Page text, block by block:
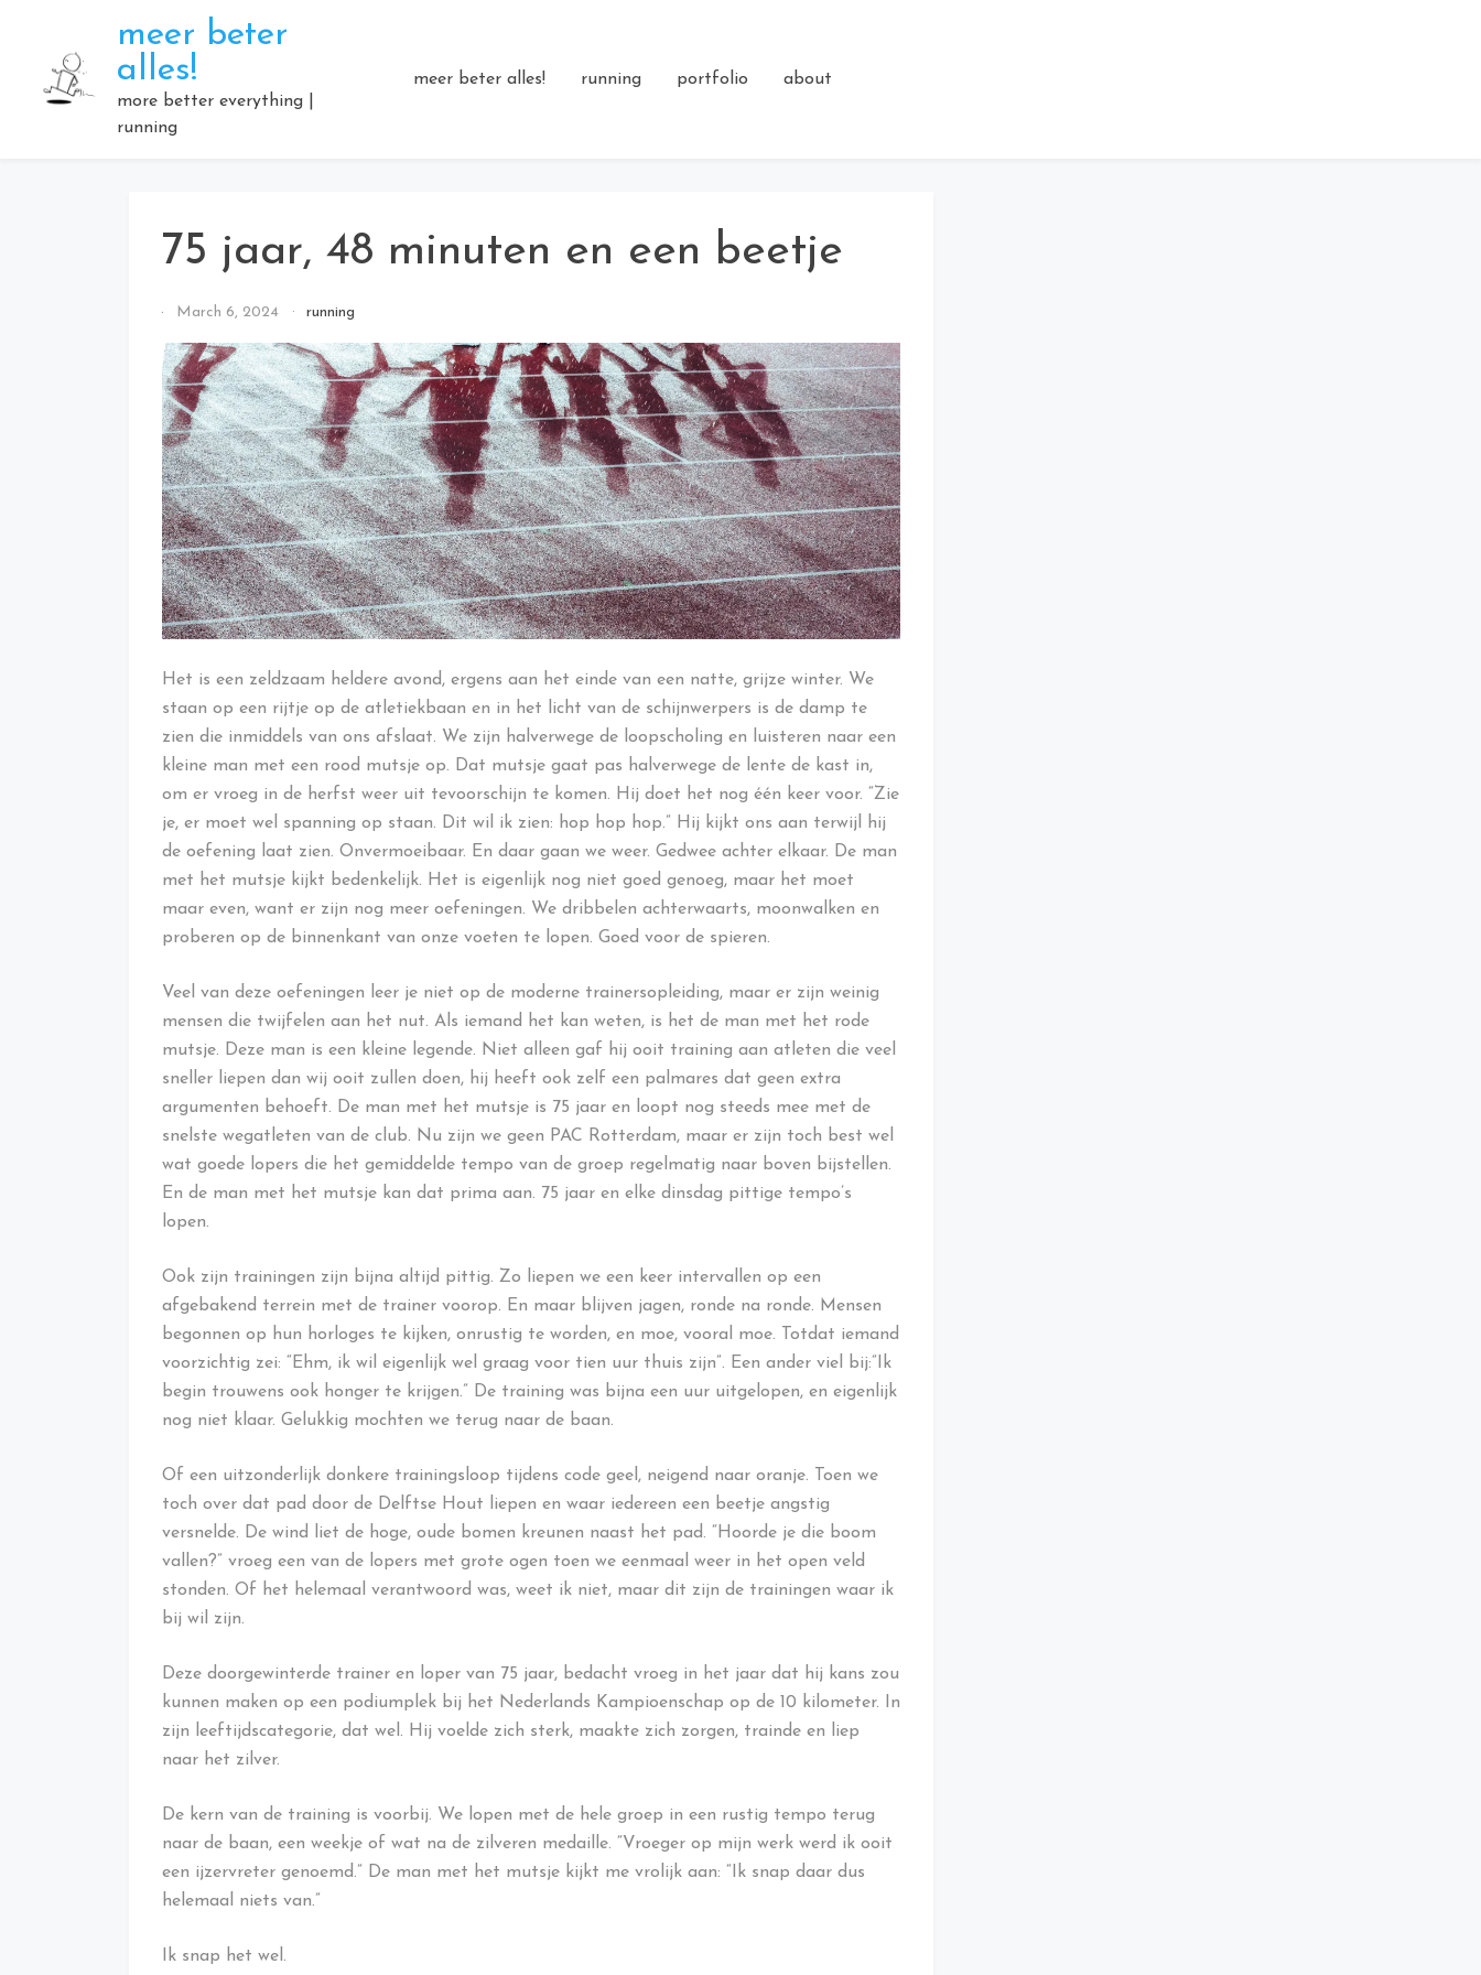
content
meer beter
alles!
more better everything |
running
meer beter alles! running portfolio about
75 jaar, 48 minuten en een beetje
ByMarch 6, 2024 running
Het is een zeldzaam heldere avond, ergens aan het einde van een natte, grijze winter. We
staan op een rijtje op de atletiekbaan en in het licht van de schijnwerpers is de damp te
zien die inmiddels van ons afslaat. We zijn halverwege de loopscholing en luisteren naar een
kleine man met een rood mutsje op. Dat mutsje gaat pas halverwege de lente de kast in,
om er vroeg in de herfst weer uit tevoorschijn te komen. Hij doet het nog één keer voor. “Zie
je, er moet wel spanning op staan. Dit wil ik zien: hop hop hop.” Hij kijkt ons aan terwijl hij
de oefening laat zien. Onvermoeibaar. En daar gaan we weer. Gedwee achter elkaar. De man
met het mutsje kijkt bedenkelijk. Het is eigenlijk nog niet goed genoeg, maar het moet
maar even, want er zijn nog meer oefeningen. We dribbelen achterwaarts, moonwalken en
proberen op de binnenkant van onze voeten te lopen. Goed voor de spieren.
Veel van deze oefeningen leer je niet op de moderne trainersopleiding, maar er zijn weinig
mensen die twijfelen aan het nut. Als iemand het kan weten, is het de man met het rode
mutsje. Deze man is een kleine legende. Niet alleen gaf hij ooit training aan atleten die veel
sneller liepen dan wij ooit zullen doen, hij heeft ook zelf een palmares dat geen extra
argumenten behoeft. De man met het mutsje is 75 jaar en loopt nog steeds mee met de
snelste wegatleten van de club. Nu zijn we geen PAC Rotterdam, maar er zijn toch best wel
wat goede lopers die het gemiddelde tempo van de groep regelmatig naar boven bijstellen.
En de man met het mutsje kan dat prima aan. 75 jaar en elke dinsdag pittige tempo’s
lopen.
Ook zijn trainingen zijn bijna altijd pittig. Zo liepen we een keer intervallen op een
afgebakend terrein met de trainer voorop. En maar blijven jagen, ronde na ronde. Mensen
begonnen op hun horloges te kijken, onrustig te worden, en moe, vooral moe. Totdat iemand
voorzichtig zei: “Ehm, ik wil eigenlijk wel graag voor tien uur thuis zijn”. Een ander viel bij:”Ik
begin trouwens ook honger te krijgen.” De training was bijna een uur uitgelopen, en eigenlijk
nog niet klaar. Gelukkig mochten we terug naar de baan.
Of een uitzonderlijk donkere trainingsloop tijdens code geel, neigend naar oranje. Toen we
toch over dat pad door de Delftse Hout liepen en waar iedereen een beetje angstig
versnelde. De wind liet de hoge, oude bomen kreunen naast het pad. “Hoorde je die boom
vallen?” vroeg een van de lopers met grote ogen toen we eenmaal weer in het open veld
stonden. Of het helemaal verantwoord was, weet ik niet, maar dit zijn de trainingen waar ik
bij wil zijn.
Deze doorgewinterde trainer en loper van 75 jaar, bedacht vroeg in het jaar dat hij kans zou
kunnen maken op een podiumplek bij het Nederlands Kampioenschap op de 10 kilometer. In
zijn leeftijdscategorie, dat wel. Hij voelde zich sterk, maakte zich zorgen, trainde en liep
naar het zilver.
De kern van de training is voorbij. We lopen met de hele groep in een rustig tempo terug
naar de baan, een weekje of wat na de zilveren medaille. “Vroeger op mijn werk werd ik ooit
een ijzervreter genoemd.” De man met het mutsje kijkt me vrolijk aan: “Ik snap daar dus
helemaal niets van.”
Ik snap het wel.